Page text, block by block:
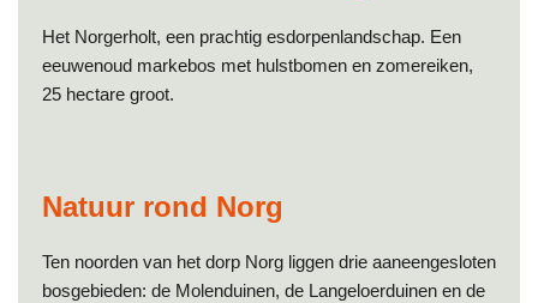
Het Norgerholt, een prachtig esdorpenlandschap. Een
eeuwenoud markebos met hulstbomen en zomereiken,
25 hectare groot.
Natuur rond Norg
Ten noorden van het dorp Norg liggen drie aaneengesloten
bosgebieden: de Molenduinen, de Langeloerduinen en de